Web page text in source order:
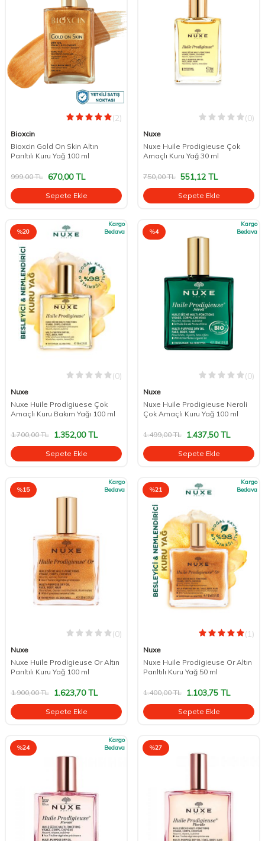
(2)
Bioxcin
Bioxcin Gold On Skin Altın
Parıltılı Kuru Yağ 100 ml
999,00TL 670,00TL
Sepete Ekle
(0)
Nuxe
Nuxe Huile Prodigieuse Çok
Amaçlı Kuru Yağ 30 ml
750,00TL 551,12 TL
Sepete Ekle
%20
Kargo
Bedava
(0)
Nuxe
Nuxe Huile Prodigiuese Çok
Amaçlı Kuru Bakım Yağı 100 ml
1.700,00TL 1.352,00TL
Sepete Ekle
%4
Kargo
Bedava
(0)
Nuxe
Nuxe Huile Prodigieuse Neroli
Çok Amaçlı Kuru Yağ 100 ml
1.499,00TL 1.437,50TL
Sepete Ekle
%15
Kargo
Bedava
(0)
Nuxe
Nuxe Huile Prodigieuse Or Altın
Parıltılı Kuru Yağ 100 ml
1.900,00TL 1.623,70TL
Sepete Ekle
%21
Kargo
Bedava
(1)
Nuxe
Nuxe Huile Prodigieuse Or Altın
Parıltılı Kuru Yağ 50 ml
1.400,00TL 1.103,75 TL
Sepete Ekle
%24
Kargo
Bedava
%27